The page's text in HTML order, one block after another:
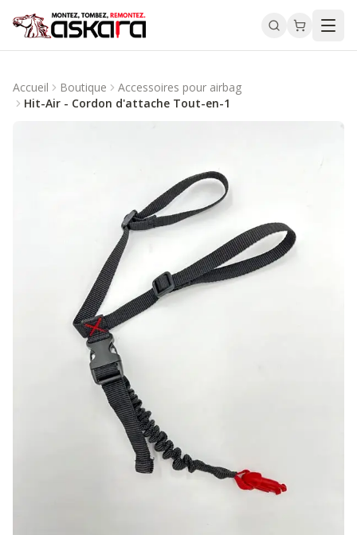
Accueil Boutique
Accessoires pour airbag
Hit-Air - Cordon d'attache Tout-en-1